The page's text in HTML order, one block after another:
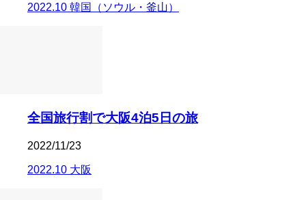
2022.10 韓国（ソウル・釜山）
全国旅行割で大阪4泊5日の旅
2022/11/23
2022.10 大阪